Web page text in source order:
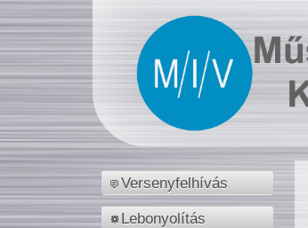
Versenyfelhívás
Lebonyolítás